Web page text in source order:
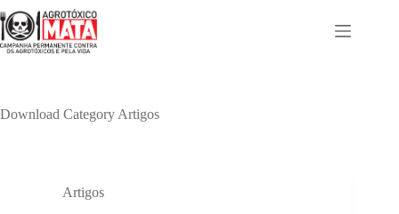
para
o
conteúdo
Download Category Artigos
Artigos